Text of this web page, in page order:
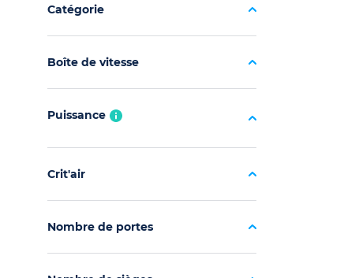
Catégorie
Boîte de vitesse
Puissance
Crit'air
Nombre de portes